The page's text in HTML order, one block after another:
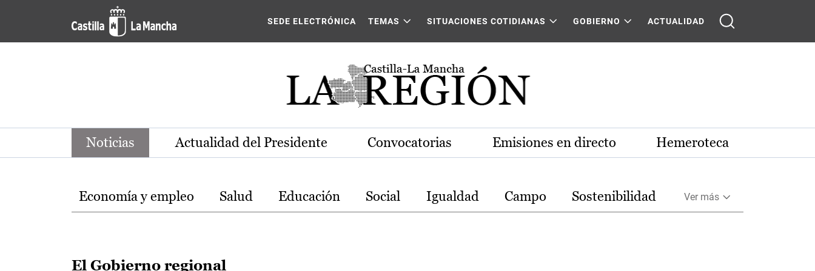
Pasar al contenido principal
Noticias de la región de Castilla-La Mancha
SEDE ELECTRÓNICA TEMAS SITUACIONES COTIDIANAS GOBIERNO ACTUALIDAD
Noticias Actualidad del Presidente Convocatorias Emisiones en directo Hemeroteca
Temas
Economía y empleo Salud Educación Social Igualdad Campo Sostenibilidad Ver más
El Gobierno regional